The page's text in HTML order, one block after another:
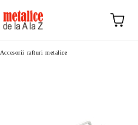
Accesorii rafturi metalice